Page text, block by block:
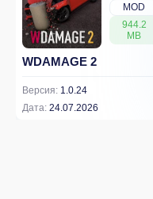
MOD
944.2
MB
WDAMAGE 2
Версия: 1.0.24
Дата: 24.07.2026